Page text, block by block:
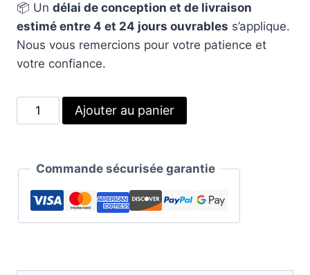
📦 Un délai de conception et de livraison
estimé entre 4 et 24 jours ouvrables s’applique.
Nous vous remercions pour votre patience et
votre confiance.
quantité
de
bio
Ajouter au panier
Commande sécurisée garantie